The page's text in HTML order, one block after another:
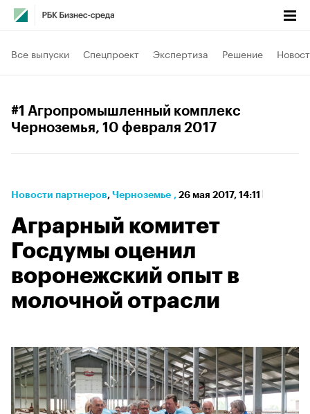
Все выпуски Спецпроект Экспертиза Решение
#1 Агропромышленный комплекс
Черноземья, 10 февраля 2017
Новости партнеров⁠, Черноземье , 26 мая 2017, 14:11
Аграрный комитет
Госдумы оценил
воронежский опыт в
молочной отрасли